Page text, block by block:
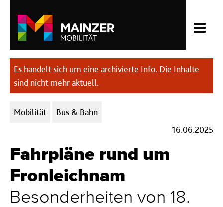
Es handelt sich um eine archivierte Info. Die Inhalte
sind nicht mehr aktuell.
Kategorien:
Mobilität
Bus & Bahn
16.06.2025
Fahrpläne rund um
Fronleichnam
Besonderheiten von 18.